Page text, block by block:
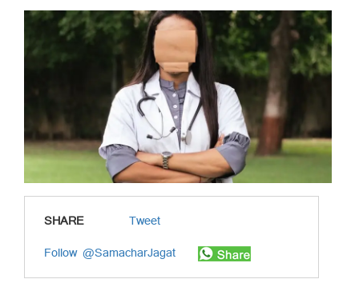
SHARE
Tweet
Follow @SamacharJagat